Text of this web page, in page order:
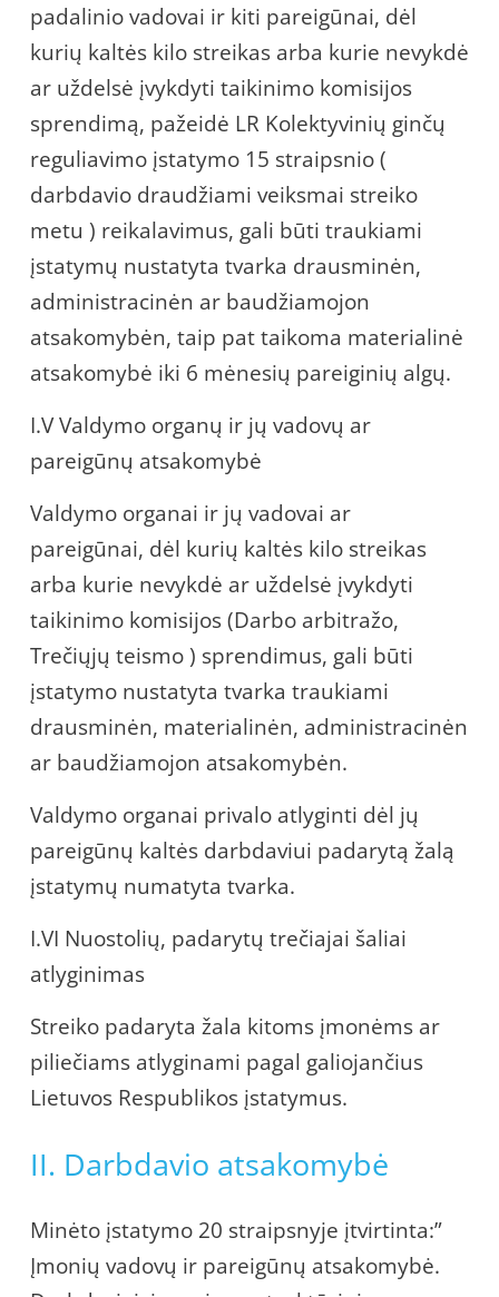
padalinio vadovai ir kiti pareigūnai, dėl
kurių kaltės kilo streikas arba kurie nevykdė
ar uždelsė įvykdyti taikinimo komisijos
sprendimą, pažeidė LR Kolektyvinių ginčų
reguliavimo įstatymo 15 straipsnio (
darbdavio draudžiami veiksmai streiko
metu ) reikalavimus, gali būti traukiami
įstatymų nustatyta tvarka drausminėn,
administracinėn ar baudžiamojon
atsakomybėn, taip pat taikoma materialinė
atsakomybė iki 6 mėnesių pareiginių algų.
I.V Valdymo organų ir jų vadovų ar
pareigūnų atsakomybė
Valdymo organai ir jų vadovai ar
pareigūnai, dėl kurių kaltės kilo streikas
arba kurie nevykdė ar uždelsė įvykdyti
taikinimo komisijos (Darbo arbitražo,
Trečiųjų teismo ) sprendimus, gali būti
įstatymo nustatyta tvarka traukiami
drausminėn, materialinėn, administracinėn
ar baudžiamojon atsakomybėn.
Valdymo organai privalo atlyginti dėl jų
pareigūnų kaltės darbdaviui padarytą žalą
įstatymų numatyta tvarka.
I.VI Nuostolių, padarytų trečiajai šaliai
atlyginimas
Streiko padaryta žala kitoms įmonėms ar
piliečiams atlyginami pagal galiojančius
Lietuvos Respublikos įstatymus.
II. Darbdavio atsakomybė
Minėto įstatymo 20 straipsnyje įtvirtinta:”
Įmonių vadovų ir pareigūnų atsakomybė.